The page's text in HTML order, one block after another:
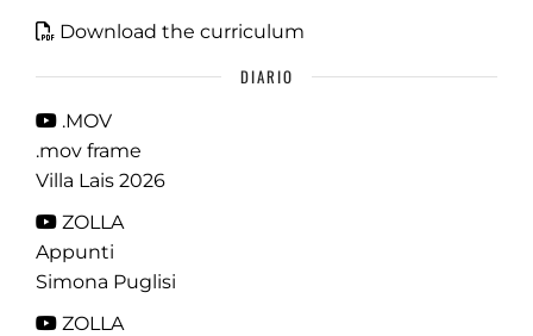
Download the curriculum
DIARIO
.MOV
.mov frame
Villa Lais 2026
ZOLLA
Appunti
Simona Puglisi
ZOLLA